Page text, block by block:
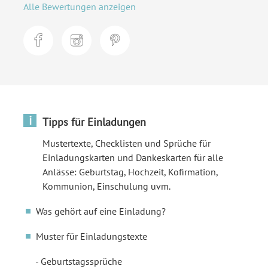
Alle Bewertungen anzeigen
i Tipps für Einladungen
Mustertexte, Checklisten und Sprüche für
Einladungskarten und Dankeskarten für alle
Anlässe: Geburtstag, Hochzeit, Kofirmation,
Kommunion, Einschulung uvm.
Was gehört auf eine Einladung?
Muster für Einladungstexte
Geburtstagssprüche